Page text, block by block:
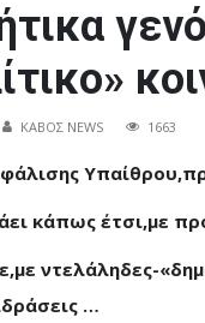
ΚΑΒΟΣ NEWS 1663
κάπως έτσι,με
ντελάληδες-
…